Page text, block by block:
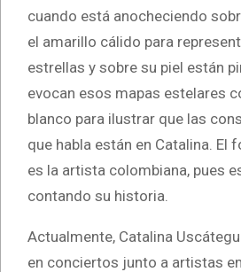
cuando está anocheciendo
el amarillo cálido para
estrellas y sobre su piel están
evocan esos mapas estelares
blanco para ilustrar que las
que habla están en Catalina. El
es la artista colombiana, pues
contando su historia.
Actualmente, Catalina
en conciertos junto a artistas